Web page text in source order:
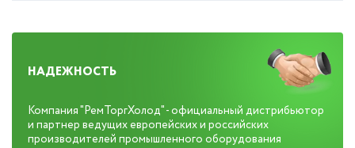
НАДЕЖНОСТЬ
Компания "РемТоргХолод" - официальный дистрибьютор
и партнер ведущих европейских и российских
производителей промышленного оборудования